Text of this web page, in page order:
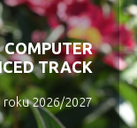
TRACK
2026/2027